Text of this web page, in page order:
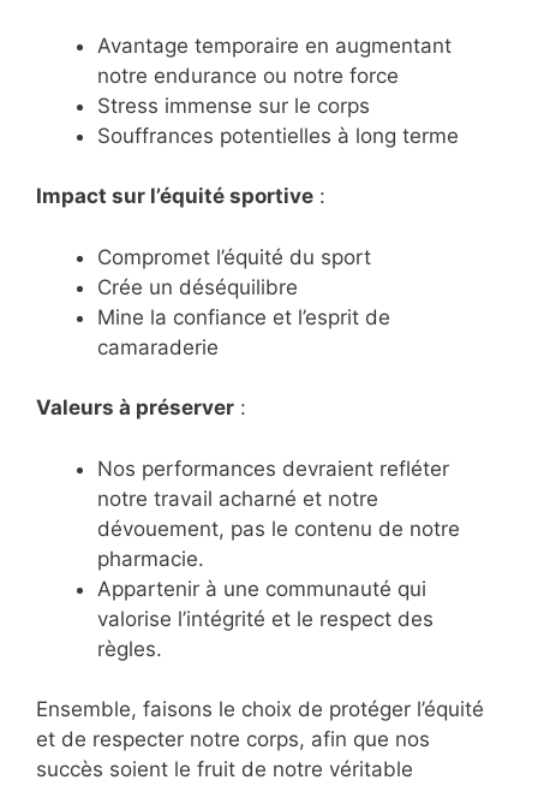
Avantage temporaire en augmentant
notre endurance ou notre force
Stress immense sur le corps
Souffrances potentielles à long terme
Impact sur l’équité sportive :
Compromet l’équité du sport
Crée un déséquilibre
Mine la confiance et l’esprit de
camaraderie
Valeurs à préserver :
Nos performances devraient refléter
notre travail acharné et notre
dévouement, pas le contenu de notre
pharmacie.
Appartenir à une communauté qui
valorise l’intégrité et le respect des
règles.
Ensemble, faisons le choix de protéger l’équité
et de respecter notre corps, afin que nos
succès soient le fruit de notre véritable